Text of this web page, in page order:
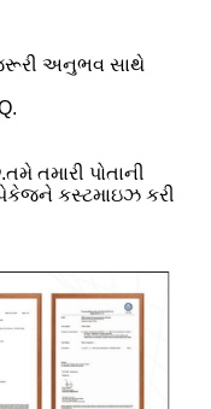
અનુભવ સાથે
તમારી પોતાની
કસ્ટમાઇઝ કરી